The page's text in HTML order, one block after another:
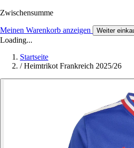
Zwischensumme
Meinen Warenkorb anzeigen Weiter
Loading...
Startseite
/ Heimtrikot Frankreich 2025/26